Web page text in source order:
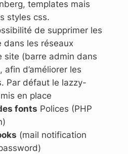
templates mais
styles css.
de supprimer les
dans les réseaux
site (barre admin dans
afin d’améliorer les
Par défaut le lazzy-
en place
fonts Polices (PHP
(mail notification